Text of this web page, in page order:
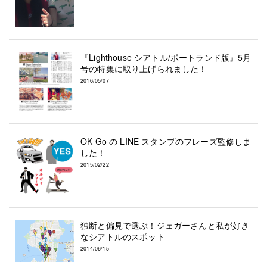
『Lighthouse シアトル/ポートランド版』5月
号の特集に取り上げられました！
2016/05/07
OK Go の LINE スタンプのフレーズ監修しま
した！
2015/02/22
独断と偏見で選ぶ！ジェガーさんと私が好き
なシアトルのスポット
2014/06/15